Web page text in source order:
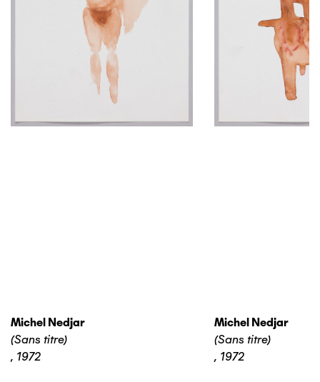
Michel Nedjar
(Sans titre)
, 1972
Michel Nedjar
(Sans titre)
, 1972